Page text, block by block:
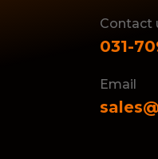
Contact
031-
Email